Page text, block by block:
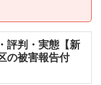
評判・実態【新
の被害報告付